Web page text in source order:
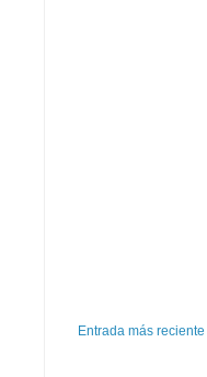
Entrada más reciente